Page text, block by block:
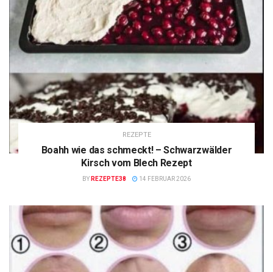
REZEPTE
Boahh wie das schmeckt! – Schwarzwälder
Kirsch vom Blech Rezept
BY REZEPTE38 14 FEBRUAR 2026